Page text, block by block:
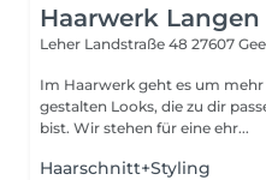
Haarwerk Langen
Leher Landstraße 48 27607
Im Haarwerk geht es um
gestalten Looks, die zu dir
bist. Wir stehen für eine ehr...
Haarschnitt+Styling